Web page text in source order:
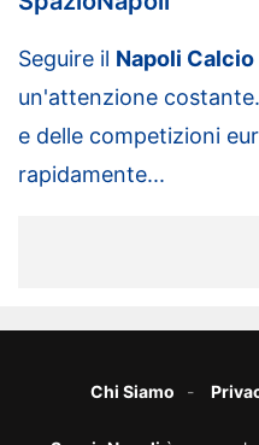
Seguire il Napoli Calcio
un'attenzione
e delle competizioni
rapidamente...
Chi Siamo